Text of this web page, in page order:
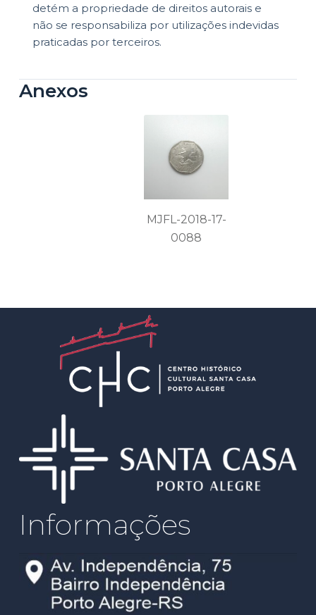
Anexos
MJFL-2018-17-
0088
detém a propriedade de direitos autorais e
não se responsabiliza por utilizações indevidas
praticadas por terceiros.
Informações